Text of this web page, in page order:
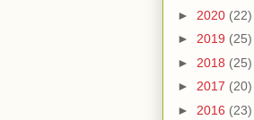
► 2020 (22)
► 2019 (25)
► 2018 (25)
► 2017 (20)
► 2016 (23)